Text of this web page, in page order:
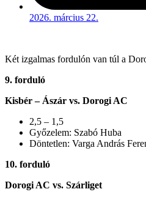
2026. március 22.
Két izgalmas fordulón van túl a
9. forduló
Kisbér – Ászár vs. Dorogi AC
2,5 – 1,5
Győzelem: Szabó Huba
Döntetlen: Varga András
10. forduló
Dorogi AC vs. Szárliget